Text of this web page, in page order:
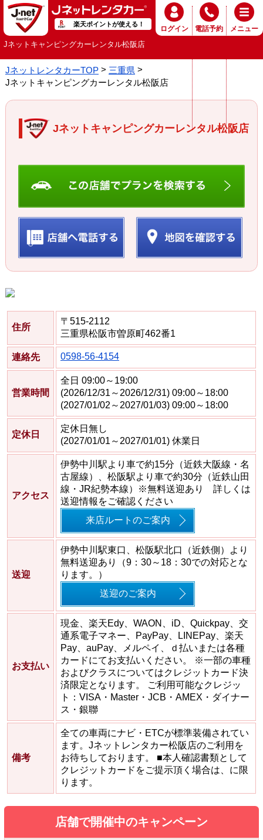
楽天ポイントが使える！
ログイン 電話予約 メニュー
Jネットキャンピングカーレンタル松阪店
JネットレンタカーTOP
三重県
Jネットキャンピングカーレンタル松阪店
Jネットキャンピングカーレンタル松阪店
住所
〒515-2112
三重県松阪市曽原町462番1
連絡先 0598-56-4154
営業時間
全日 09:00～19:00
(2026/12/31～2026/12/31) 09:00～18:00
(2027/01/02～2027/01/03) 09:00～18:00
定休日
定休日無し
(2027/01/01～2027/01/01) 休業日
アクセス
伊勢中川駅より車で約15分（近鉄大阪線・名
古屋線）、松阪駅より車で約30分（近鉄山田
線・JR紀勢本線）※無料送迎あり 詳しくは
送迎情報をご確認ください
来店ルートのご案内
送迎
伊勢中川駅東口、松阪駅北口（近鉄側）より
無料送迎あり（9：30～18：30での対応とな
ります。）
送迎のご案内
お支払い
現金、楽天Edy、WAON、iD、Quickpay、交
通系電子マネー、PayPay、LINEPay、楽天
Pay、auPay、メルペイ、ｄ払いまたは各種
カードにてお支払いください。 ※一部の車種
およびクラスについてはクレジットカード決
済限定となります。 ご利用可能なクレジッ
ト：VISA・Master・JCB・AMEX・ダイナー
ス・銀聯
備考
全ての車両にナビ・ETCが標準装備されてい
ます。Jネットレンタカー松阪店のご利用を
お待ちしております。 ■本人確認書類として
クレジットカードをご提示頂く場合は、に限
ります。
店舗で開催中のキャンペーン